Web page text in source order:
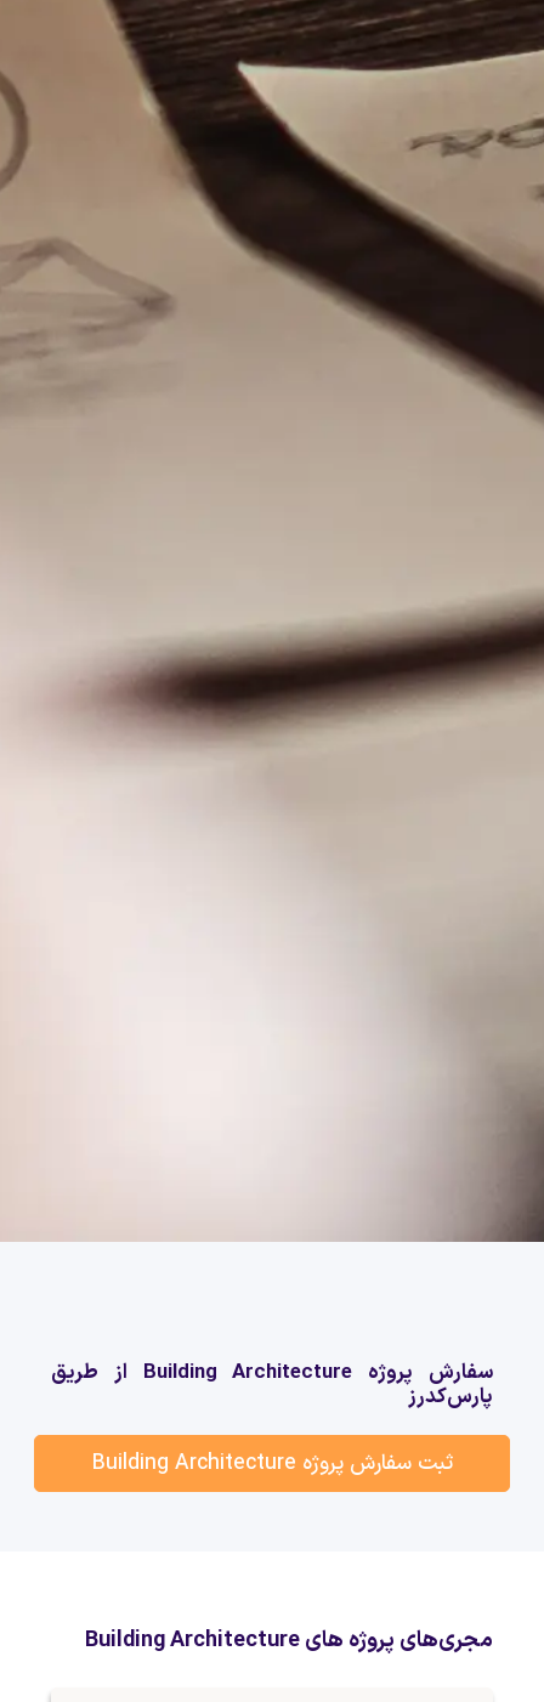
سفارش پروژه Building Architecture از طریق
پارس‌کدرز
ثبت سفارش پروژه Building Architecture
مجری‌های پروژه های Building Architecture